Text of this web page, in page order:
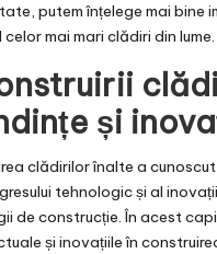
putem înțelege mai bine
mai mari clădiri din lume.
și
clădirilor înalte a
tehnologic și al
de construcție. În acest
și inovațiile în